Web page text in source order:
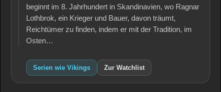
beginnt im 8. Jahrhundert in Skandinavien, wo Ragnar
Lothbrok, ein Krieger und Bauer, davon träumt,
Reichtümer zu finden, indem er mit der Tradition, im
Osten…
Serien wie Vikings Zur Watchlist